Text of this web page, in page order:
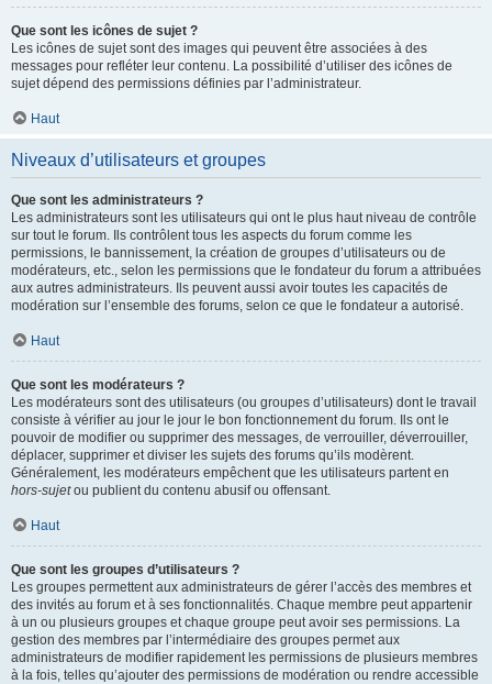
Que sont les icônes de sujet ?
Les icônes de sujet sont des images qui peuvent être associées à des
messages pour refléter leur contenu. La possibilité d’utiliser des icônes de
sujet dépend des permissions définies par l’administrateur.
Haut
Niveaux d’utilisateurs et groupes
Que sont les administrateurs ?
Les administrateurs sont les utilisateurs qui ont le plus haut niveau de contrôle
sur tout le forum. Ils contrôlent tous les aspects du forum comme les
permissions, le bannissement, la création de groupes d’utilisateurs ou de
modérateurs, etc., selon les permissions que le fondateur du forum a attribuées
aux autres administrateurs. Ils peuvent aussi avoir toutes les capacités de
modération sur l’ensemble des forums, selon ce que le fondateur a autorisé.
Haut
Que sont les modérateurs ?
Les modérateurs sont des utilisateurs (ou groupes d’utilisateurs) dont le travail
consiste à vérifier au jour le jour le bon fonctionnement du forum. Ils ont le
pouvoir de modifier ou supprimer des messages, de verrouiller, déverrouiller,
déplacer, supprimer et diviser les sujets des forums qu’ils modèrent.
Généralement, les modérateurs empêchent que les utilisateurs partent en
hors-sujetou publient du contenu abusif ou offensant.
Haut
Que sont les groupes d’utilisateurs ?
Les groupes permettent aux administrateurs de gérer l’accès des membres et
des invités au forum et à ses fonctionnalités. Chaque membre peut appartenir
à un ou plusieurs groupes et chaque groupe peut avoir ses permissions. La
gestion des membres par l’intermédiaire des groupes permet aux
administrateurs de modifier rapidement les permissions de plusieurs membres
à la fois, telles qu’ajouter des permissions de modération ou rendre accessible